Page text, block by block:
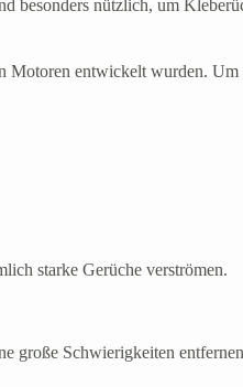
besonders nützlich, um
entwickelt wurden.
starke Gerüche verströmen.
große Schwierigkeiten